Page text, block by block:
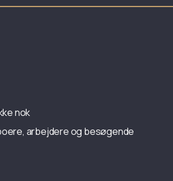
nok
arbejdere og besøgende